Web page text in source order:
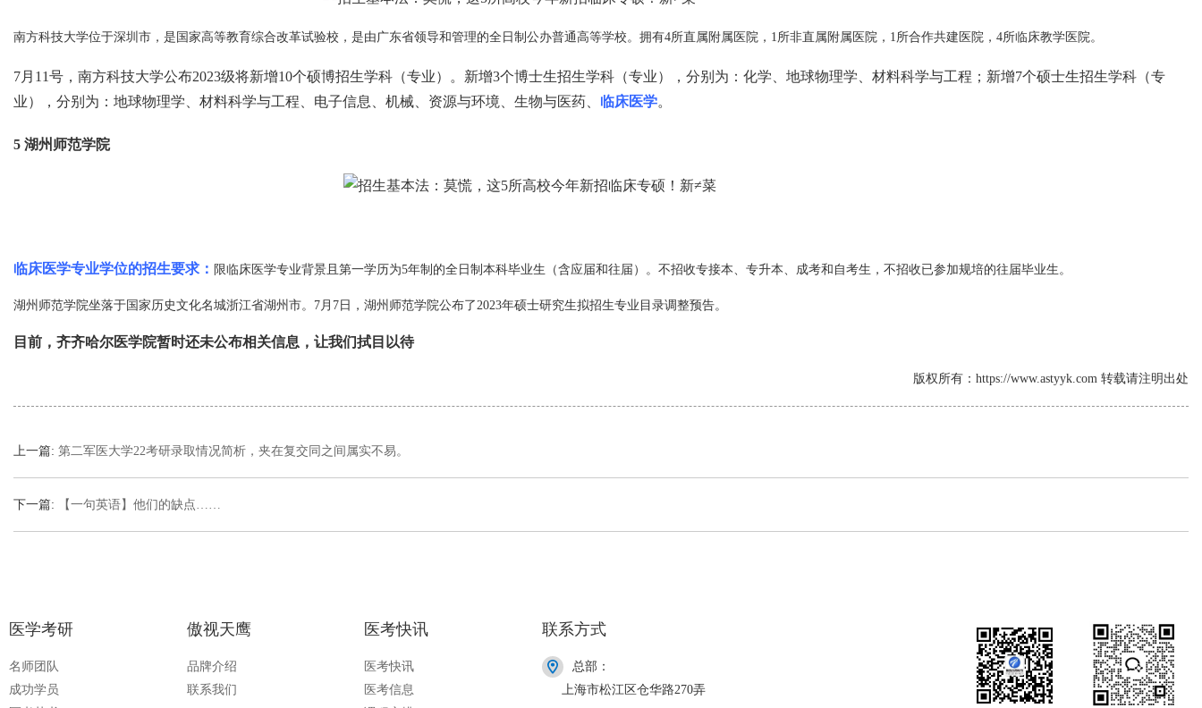
南方科技大学位于深圳市，是国家高等教育综合改革试验校，是由广东省领导和管理的全日制公办普通高等学校。拥有4所直属附属医院，1所非直属附属医院，1所合作共建医院，4所临床教学医院。
7月11号，南方科技大学公布2023级将新增10个硕博招生学科（专业）。新增3个博士生招生学科（专业），分别为：化学、地球物理学、材料科学与工程；新增7个硕士生招生学科（专
业），分别为：地球物理学、材料科学与工程、电子信息、机械、资源与环境、生物与医药、 临床医学。
5 湖州师范学院
临床医学专业学位的招生要求： 限临床医学专业背景且第一学历为5年制的全日制本科毕业生（含应届和往届）。不招收专接本、专升本、成考和自考生，不招收已参加规培的往届毕业生。
湖州师范学院坐落于国家历史文化名城浙江省湖州市。7月7日，湖州师范学院公布了2023年硕士研究生拟招生专业目录调整预告。
目前，齐齐哈尔医学院暂时还未公布相关信息，让我们拭目以待
版权所有：https://www.astyyk.com 转载请注明出处
上一篇: 第二军医大学22考研录取情况简析，夹在复交同之间属实不易。
下一篇: 【一句英语】他们的缺点……
医学考研
名师团队
成功学员
傲视天鹰
品牌介绍
联系我们
医考快讯
医考快讯
医考信息
联系方式
总部：
上海市松江区仓华路270弄